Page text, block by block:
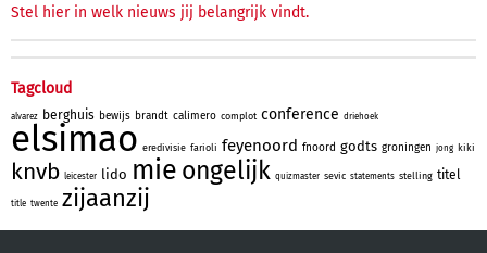
Stel hier in welk nieuws jij belangrijk vindt.
Tagcloud
alvarez berghuis bewijs brandt calimero complot conference driehoek
elsimao eredivisie farioli feyenoord fnoord godts groningen jong kiki
knvb leicester lido mie ongelijk quizmaster sevic statements stelling titel
title twente zijaanzij